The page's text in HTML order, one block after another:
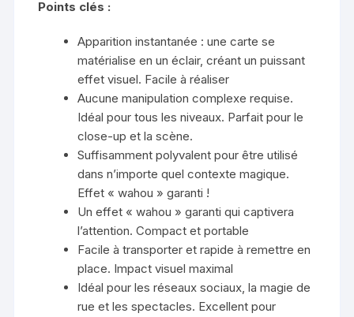
Points clés :
Apparition instantanée : une carte se
matérialise en un éclair, créant un puissant
effet visuel. Facile à réaliser
Aucune manipulation complexe requise.
Idéal pour tous les niveaux. Parfait pour le
close-up et la scène.
Suffisamment polyvalent pour être utilisé
dans n’importe quel contexte magique.
Effet « wahou » garanti !
Un effet « wahou » garanti qui captivera
l’attention. Compact et portable
Facile à transporter et rapide à remettre en
place. Impact visuel maximal
Idéal pour les réseaux sociaux, la magie de
rue et les spectacles. Excellent pour